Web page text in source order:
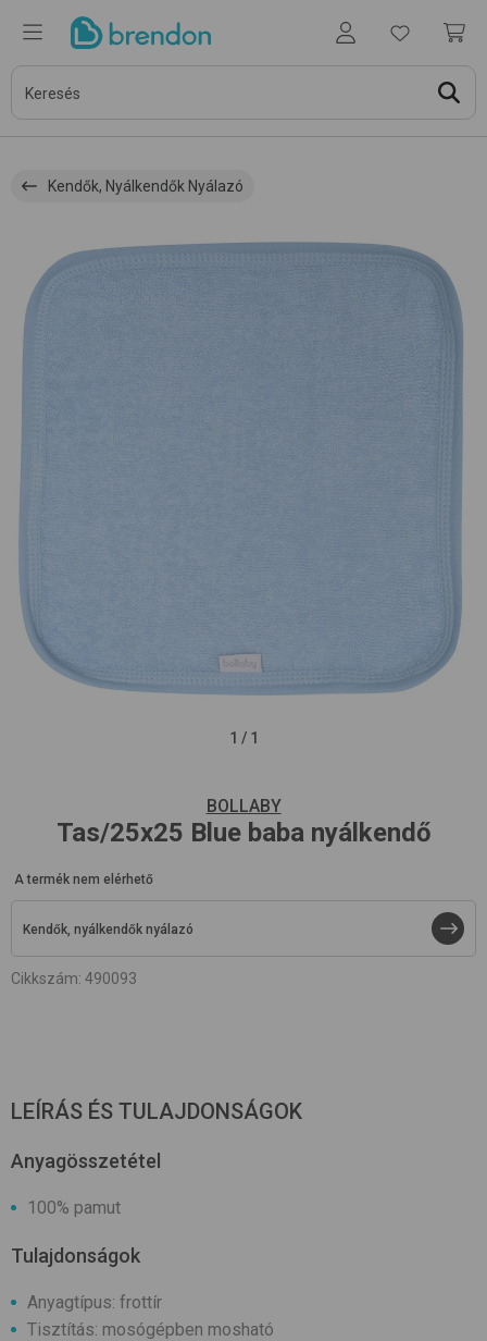
Kendők, Nyálkendők Nyálazó
1 / 1
BOLLABY
Tas/25x25 Blue baba nyálkendő
A termék nem elérhető
Kendők, nyálkendők nyálazó
Cikkszám: 490093
LEÍRÁS ÉS TULAJDONSÁGOK
Anyagösszetétel
100% pamut
Tulajdonságok
Anyagtípus: frottír
Tisztítás: mosógépben mosható